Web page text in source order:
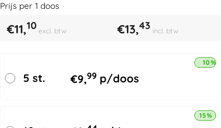
Prijs per 1 doos
€11,10 excl. btw €13,43 incl. btw
5 st. €9,99 p/doos
10%
15%